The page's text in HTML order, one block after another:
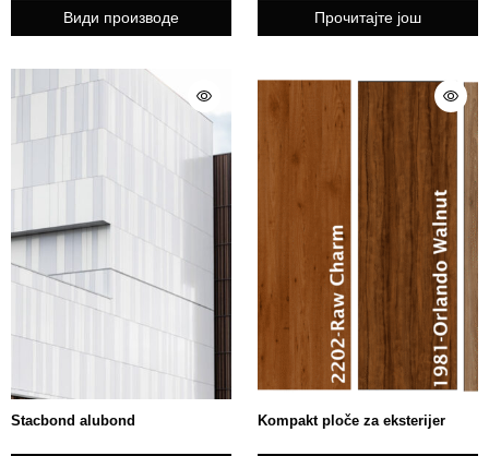
Види производе Прочитајте још
Stacbond alubond Kompakt ploče za eksterijer